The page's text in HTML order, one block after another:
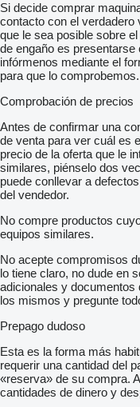
Si decide comprar
contacto con el verdadero
que le sea posible sobre
de engaño es
infórmenos mediante el
para que lo comprobemos.
Comprobación de precios
Antes de confirmar una
de venta para ver cuál es
precio de la oferta que le
similares, piénselo dos
puede conllevar a
del vendedor.
No compre productos
equipos similares.
No acepte compromisos
lo tiene claro, no dude en
adicionales y documentos
los mismos y pregunte
Prepago dudoso
Esta es la forma más
requerir una cantidad del
«reserva» de su compra.
cantidades de dinero y